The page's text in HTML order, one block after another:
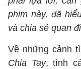
phim này, đã
và chia sẻ quan
Về những cảnh
Chia Tay, tình